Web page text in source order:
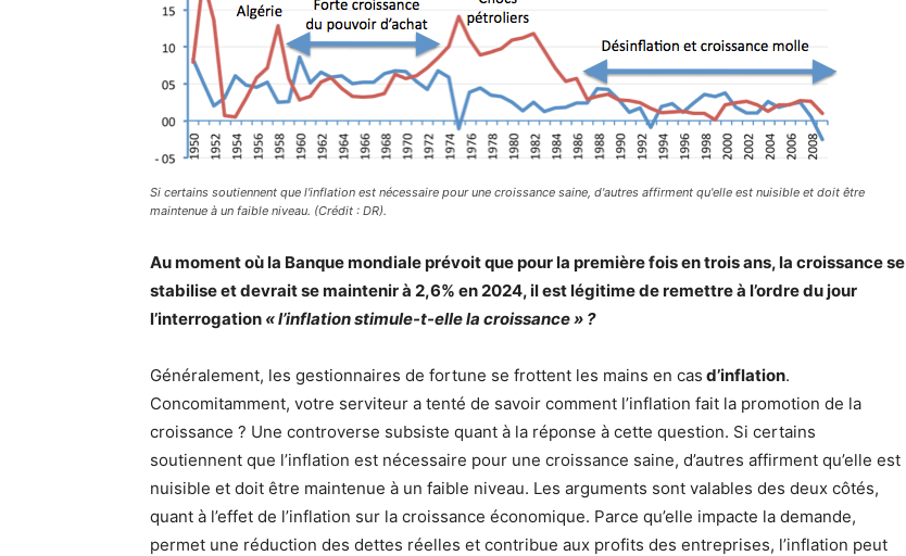
Si certains soutiennent que l'inflation est nécessaire pour une croissance saine, d'autres affirment qu'elle est nuisible et doit être
maintenue à un faible niveau. (Crédit : DR).
Au moment où la Banque mondiale prévoit que pour la première fois en trois ans, la croissance se
stabilise et devrait se maintenir à 2,6% en 2024, il est légitime de remettre à l’ordre du jour
l’interrogation « l’inflation stimule-t-elle la croissance » ?
Généralement, les gestionnaires de fortune se frottent les mains en cas d’inflation.
Concomitamment, votre serviteur a tenté de savoir comment l’inflation fait la promotion de la
croissance ? Une controverse subsiste quant à la réponse à cette question. Si certains
soutiennent que l’inflation est nécessaire pour une croissance saine, d’autres affirment qu’elle est
nuisible et doit être maintenue à un faible niveau. Les arguments sont valables des deux côtés,
quant à l’effet de l’inflation sur la croissance économique. Parce qu’elle impacte la demande,
permet une réduction des dettes réelles et contribue aux profits des entreprises, l’inflation peut